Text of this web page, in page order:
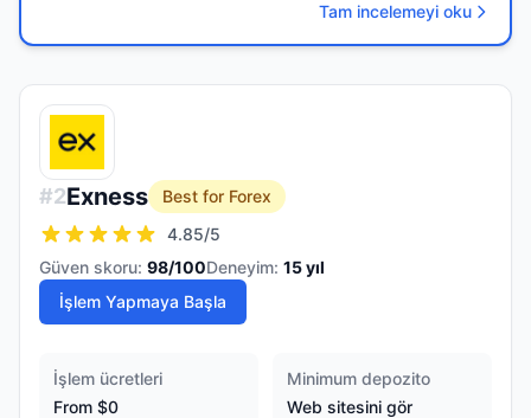
Tam incelemeyi oku
#2Exness
Best for Forex
4.85/5
Güven skoru: 98/100Deneyim: 15yıl
İşlem Yapmaya Başla
İşlem ücretleri
From $0
Minimum depozito
Web sitesini gör